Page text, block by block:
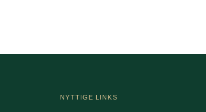
NYTTIGE LINKS